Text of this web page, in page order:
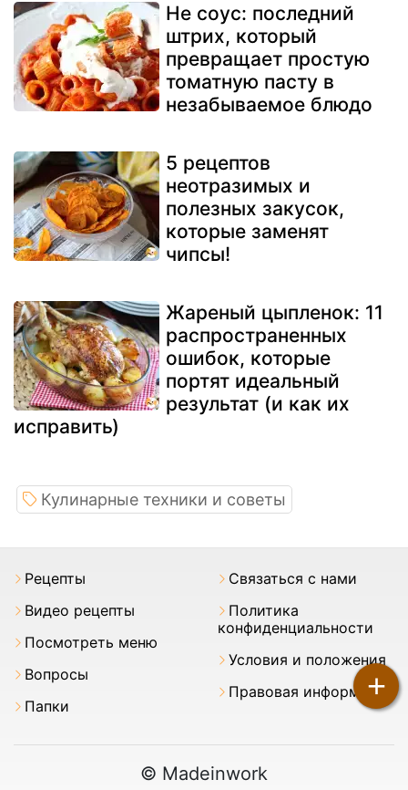
Не соус: последний
штрих, который
превращает простую
томатную пасту в
незабываемое блюдо
5 рецептов
неотразимых и
полезных закусок,
которые заменят
чипсы!
Жареный цыпленок: 11
распространенных
ошибок, которые
портят идеальный
результат (и как их
исправить)
+
Кулинарные техники и советы
Pецепты
Видео рецепты
Посмотреть меню
Вопросы
Папки
Связаться с нами
Политика
конфиденциальности
Условия и положения
Правовая информация
© Madeinwork